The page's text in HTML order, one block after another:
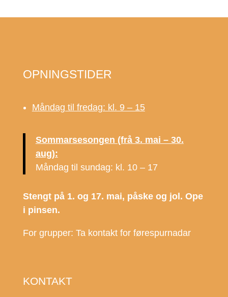
OPNINGSTIDER
Måndag til fredag: kl. 9 – 15
Sommarsesongen (frå 3. mai – 30.
aug):
Måndag til sundag: kl. 10 – 17
Stengt på 1. og 17. mai, påske og jol. Ope
i pinsen.
For grupper: Ta kontakt for førespurnadar
KONTAKT